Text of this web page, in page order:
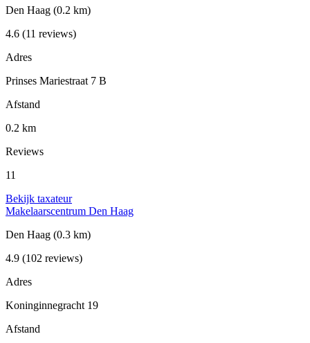
Den Haag (0.2 km)
4.6 (11 reviews)
Adres
Prinses Mariestraat 7 B
Afstand
0.2 km
Reviews
11
Bekijk taxateur
Makelaarscentrum Den Haag
Den Haag (0.3 km)
4.9 (102 reviews)
Adres
Koninginnegracht 19
Afstand